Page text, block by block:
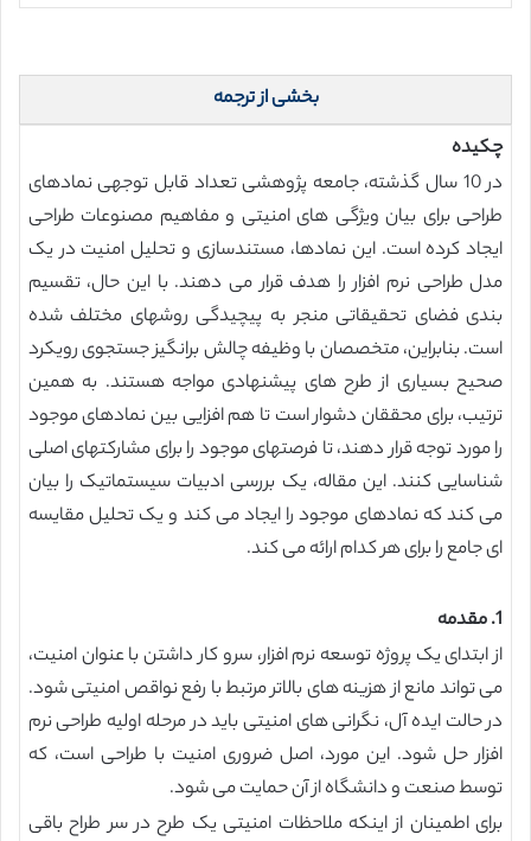
بخشی از ترجمه
چکیده
در 10 سال گذشته، جامعه پژوهشی تعداد قابل توجهی نمادهای
طراحی برای بیان ویژگی های امنیتی و مفاهیم مصنوعات طراحی
ایجاد کرده است. این نمادها، مستندسازی و تحلیل امنیت در یک
مدل طراحی نرم افزار را هدف قرار می دهند. با این حال، تقسیم
بندی فضای تحقیقاتی منجر به پیچیدگی روشهای مختلف شده
است. بنابراین، متخصصان با وظیفه چالش برانگیز جستجوی رویکرد
صحیح بسیاری از طرح های پیشنهادی مواجه هستند. به همین
ترتیب، برای محققان دشوار است تا هم افزایی بین نمادهای موجود
را مورد توجه قرار دهند، تا فرصتهای موجود را برای مشارکتهای اصلی
شناسایی کنند. این مقاله، یک بررسی ادبیات سیستماتیک را بیان
می کند که نمادهای موجود را ایجاد می کند و یک تحلیل مقایسه
ای جامع را برای هر کدام ارائه می کند.
1. مقدمه
از ابتدای یک پروژه توسعه نرم افزار، سرو کار داشتن با عنوان امنیت،
می تواند مانع از هزینه های بالاتر مرتبط با رفع نواقص امنیتی شود.
در حالت ایده آل، نگرانی های امنیتی باید در مرحله اولیه طراحی نرم
افزار حل شود. این مورد، اصل ضروری امنیت با طراحی است، که
توسط صنعت و دانشگاه از آن حمایت می شود.
برای اطمینان از اینکه ملاحظات امنیتی یک طرح در سر طراح باقی